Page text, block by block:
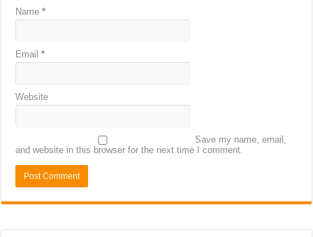
Name*
Email*
Website
Save my name, email,
and website in this browser for the next time I comment.